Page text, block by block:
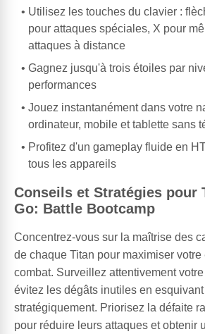
Utilisez les touches du clavier :
pour attaques spéciales, X pour
attaques à distance
Gagnez jusqu'à trois étoiles par
performances
Jouez instantanément dans votre
ordinateur, mobile et tablette sans
Profitez d'un gameplay fluide en
tous les appareils
Conseils et Stratégies pour
Go: Battle Bootcamp
Concentrez-vous sur la maîtrise des
de chaque Titan pour maximiser votre
combat. Surveillez attentivement
évitez les dégâts inutiles en
stratégiquement. Priorisez la défaite
pour réduire leurs attaques et obtenir